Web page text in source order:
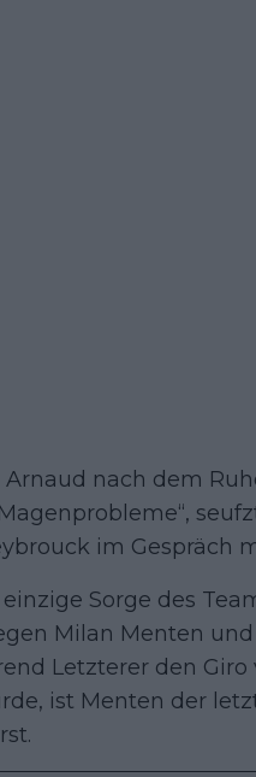
Arnaud nach dem
im Gespräch
Sorge des
Milan Menten
Letzterer den
ist Menten der